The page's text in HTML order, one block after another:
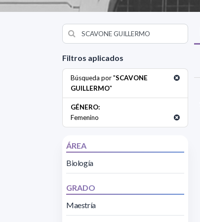
Filtros aplicados
Búsqueda por "SCAVONE
GUILLERMO"
GÉNERO:
Femenino
ÁREA
Biología
GRADO
Maestría